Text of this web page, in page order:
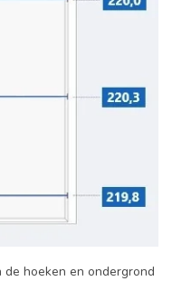
hoeken en ondergrond